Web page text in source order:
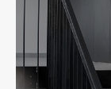
2026-08-04
宁波制造业网